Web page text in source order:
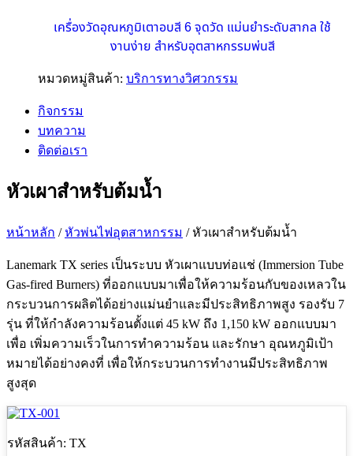
เครื่องวัดอุณหภูมิเตาอบสี 6 จุดวัด แม่นยำระดับสากล ใช้
งานง่าย สำหรับอุตสาหกรรมพ่นสี
หมวดหมู่สินค้า: บริการทางวิศวกรรม
กิจกรรม
บทความ
ติดต่อเรา
หัวเผาสำหรับต้มน้ำ
หน้าหลัก /หัวพ่นไฟอุตสาหกรรม / หัวเผาสำหรับต้มน้ำ
Lanemark TX series เป็นระบบ หัวเผาแบบท่อแช่ (Immersion Tube
Gas-fired Burners) ที่ออกแบบมาเพื่อให้ความร้อนกับของเหลวใน
กระบวนการผลิตได้อย่างแม่นยำและมีประสิทธิภาพสูง รองรับ 7
รุ่น ที่ให้กำลังความร้อนตั้งแต่ 45 kW ถึง 1,150 kW ออกแบบมา
เพื่อ เพิ่มความเร็วในการทำความร้อน และรักษา อุณหภูมิเป้า
หมายได้อย่างคงที่ เพื่อให้กระบวนการทำงานมีประสิทธิภาพ
สูงสุด
รหัสสินค้า: TX